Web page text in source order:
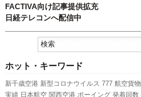
FACTIVA向け記事提供拡充
日経テレコンへ配信中
ホット・キーワード
新千歳空港 新型コロナウイルス 777 航空貨物
実績 日本航空 関西空港 ボーイング 発着回数